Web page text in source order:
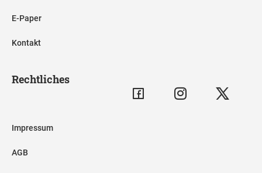
E-Paper
Kontakt
Rechtliches
Impressum
AGB